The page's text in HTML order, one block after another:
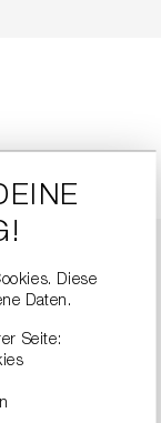
Diese
Daten.
Seite: